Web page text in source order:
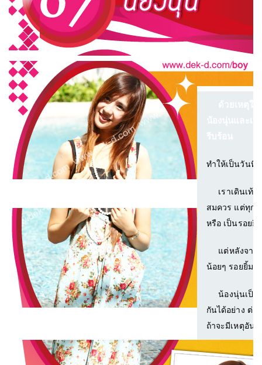
ทำให้เป็นวันที่เ
เราเดินเท้า
สมควร แต่ทุกค
หรือ เป็นรอยยิ้
แต่หลังจากนั้
น้อยๆ รอยยิ้มข
น้องนุ่นเป็นส
กันได้อย่าง ต่อ
ถ้าจะมีเหตุอัน